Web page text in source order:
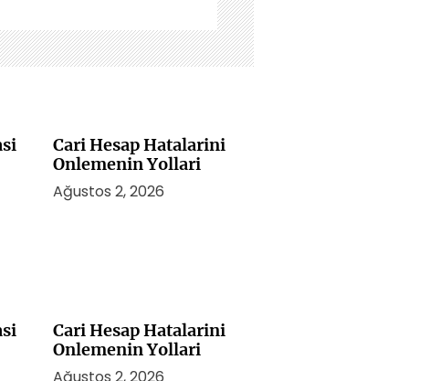
Cari Hesap Hatalarini
Onlemenin Yollari
Ağustos 2, 2026
Cari Hesap Hatalarini
Onlemenin Yollari